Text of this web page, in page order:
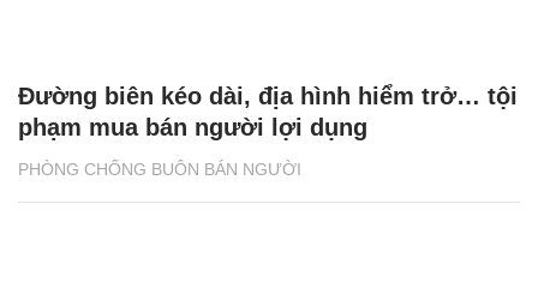
PHÒNG CHỐNG BUÔN BÁN NGƯỜI
Đường biên kéo dài, địa hình hiểm trở… tội
phạm mua bán người lợi dụng